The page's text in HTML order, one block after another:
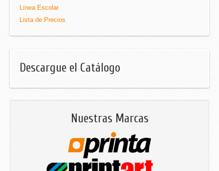
Línea Escolar
Lista de Precios
Descargue el Catálogo
Nuestras Marcas